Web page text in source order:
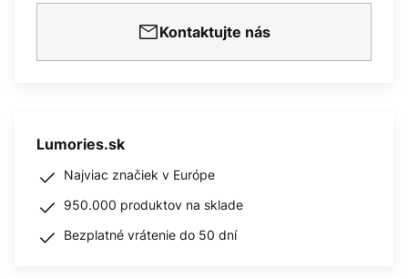
Kontaktujte nás
Lumories.sk
Najviac značiek v Európe
950.000 produktov na sklade
Bezplatné vrátenie do 50 dní